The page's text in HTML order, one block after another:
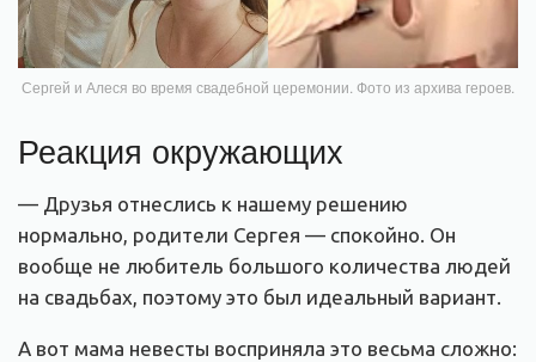
Сергей и Алеся во время свадебной церемонии. Фото из архива героев.
Реакция окружающих
— Друзья отнеслись к нашему решению
нормально, родители Сергея — спокойно. Он
вообще не любитель большого количества людей
на свадьбах, поэтому это был идеальный вариант.
А вот мама невесты восприняла это весьма сложно: